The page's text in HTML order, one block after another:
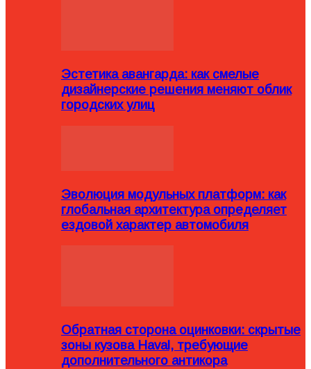
Эстетика авангарда: как смелые
дизайнерские решения меняют облик
городских улиц
Эволюция модульных платформ: как
глобальная архитектура определяет
ездовой характер автомобиля
Обратная сторона оцинковки: скрытые
зоны кузова Haval, требующие
дополнительного антикора